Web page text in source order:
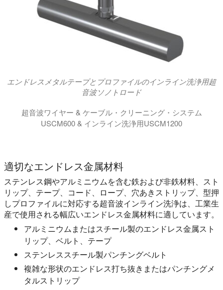
エンドレスメタルテープとプロファイルのインライン洗浄用超
音波ソノトロード
超音波ワイヤー & ケーブル・クリーニング・システム
USCM600 & インライン洗浄用USCM1200
適切なエンドレス金属材料
ステンレス鋼やアルミニウムを含む鉄および非鉄材料、スト
リップ、テープ、コード、ロープ、穴あきストリップ、型押
しプロファイルに対応する超音波インライン洗浄は、工業生
産で使用される幅広いエンドレス金属材料に適しています。
アルミニウムまたはスチール製のエンドレス金属スト
リップ、ベルト、テープ
ステンレススチール製パンチングベルト
複雑な形状のエンドレス打ち抜きまたはパンチングメ
タルストリップ